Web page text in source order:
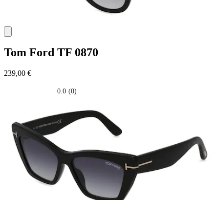
Tom Ford TF 0870
239,00 €
0.0 (0)
stelle.